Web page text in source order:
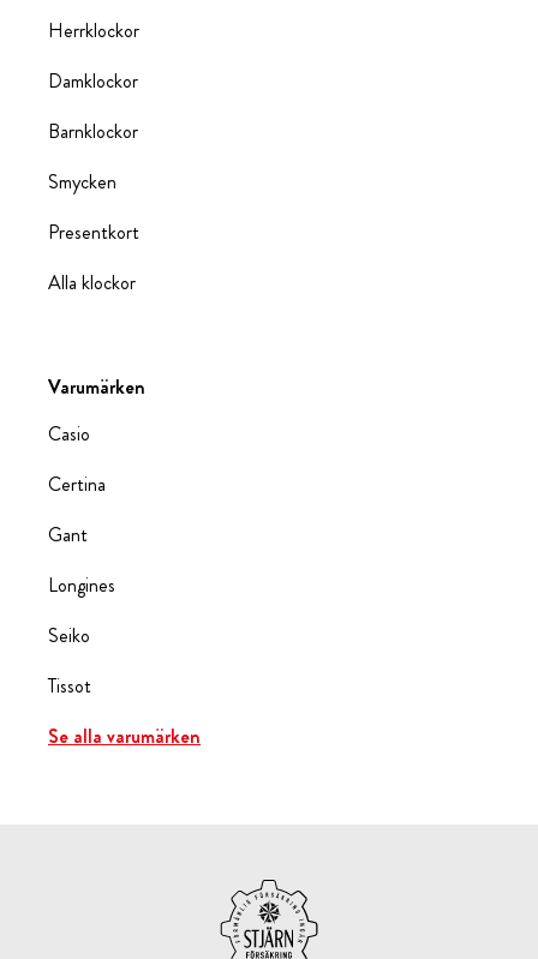
Herrklockor
Damklockor
Barnklockor
Smycken
Presentkort
Alla klockor
Varumärken
Casio
Certina
Gant
Longines
Seiko
Tissot
Se alla varumärken